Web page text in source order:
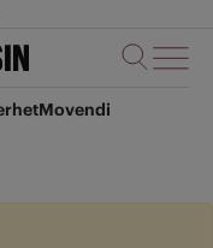
Movendi